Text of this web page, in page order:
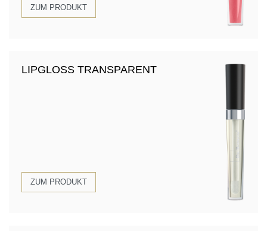
ZUM PRODUKT
LIPGLOSS TRANSPARENT
ZUM PRODUKT